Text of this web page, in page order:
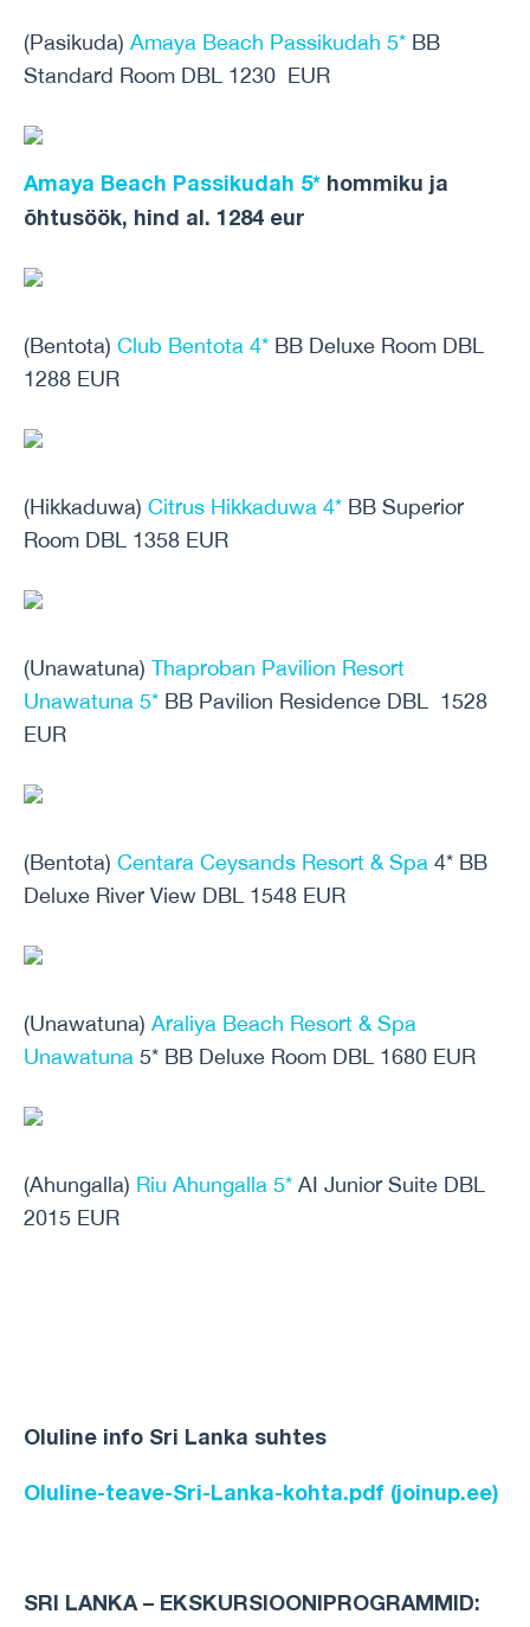
(Pasikuda) Amaya Beach Passikudah 5* BB
Standard Room DBL 1230 EUR
Amaya Beach Passikudah 5* hommiku ja
õhtusöök, hind al. 1284 eur
(Bentota) Club Bentota 4* BB Deluxe Room DBL
1288 EUR
(Hikkaduwa) Citrus Hikkaduwa 4* BB Superior
Room DBL 1358 EUR
(Unawatuna) Thaproban Pavilion Resort
Unawatuna 5* BB Pavilion Residence DBL 1528
EUR
(Bentota) Centara Ceysands Resort & Spa 4* BB
Deluxe River View DBL 1548 EUR
(Unawatuna) Araliya Beach Resort & Spa
Unawatuna 5* BB Deluxe Room DBL 1680 EUR
(Ahungalla) Riu Ahungalla 5* AI Junior Suite DBL
2015 EUR
Oluline info Sri Lanka suhtes
Oluline-teave-Sri-Lanka-kohta.pdf (joinup.ee)
SRI LANKA – EKSKURSIOONIPROGRAMMID: